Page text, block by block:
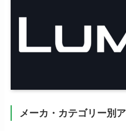
メーカ・カテゴリー別